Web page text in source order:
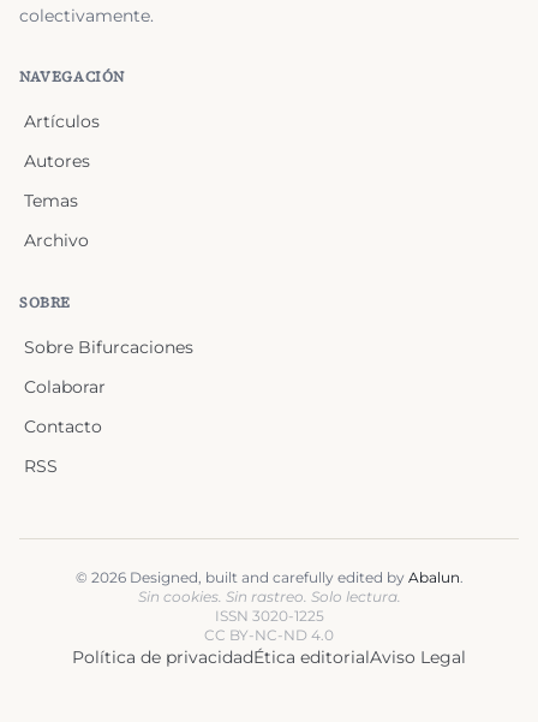
colectivamente.
NAVEGACIÓN
Artículos
Autores
Temas
Archivo
SOBRE
Sobre Bifurcaciones
Colaborar
Contacto
RSS
© 2026Designed, built and carefully edited by Abalun.
Sin cookies. Sin rastreo. Solo lectura.
ISSN 3020-1225
CC BY-NC-ND 4.0
Política de privacidadÉtica editorialAviso Legal